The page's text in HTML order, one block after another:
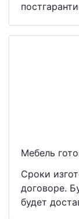
Мебель
Сроки
договоре.
будет